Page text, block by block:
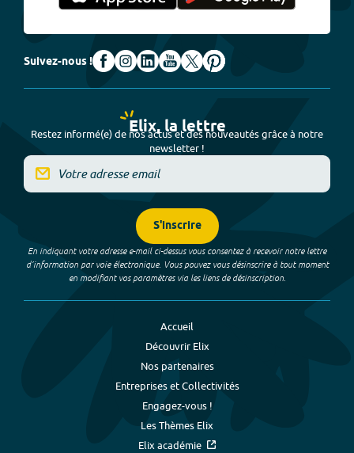
Suivez-nous !
Elix, la lettre
Restez informé(e) de nos actus et des nouveautés grâce à notre
newsletter !
S'inscrire
En indiquant votre adresse e-mail ci-dessus vous consentez à recevoir notre lettre
d’information par voie électronique. Vous pouvez vous désinscrire à tout moment
en modifiant vos paramètres via les liens de désinscription.
Accueil
Découvrir Elix
Nos partenaires
Entreprises et Collectivités
Engagez-vous !
Les Thèmes Elix
Elix académie